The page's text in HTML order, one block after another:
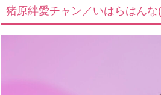
猪原絆愛チャン／いはらはん